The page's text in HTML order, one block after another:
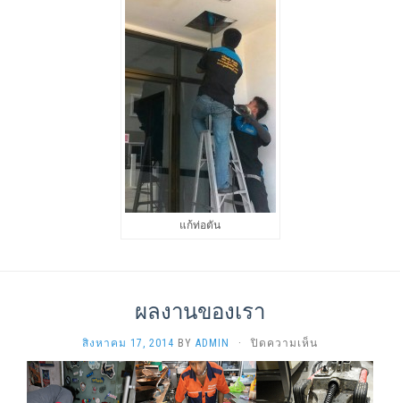
แก้ท่อตัน
ผลงานของเรา
สิงหาคม 17, 2014 BY ADMIN · ปิดความเห็น
ผล
งาน
ของ